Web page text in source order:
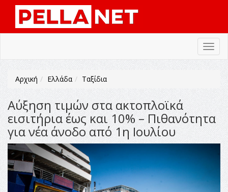
Αρχική Ελλάδα Ταξίδια
Αύξηση τιμών στα ακτοπλοϊκά
εισιτήρια έως και 10% – Πιθανότητα
για νέα άνοδο από 1η Ιουλίου